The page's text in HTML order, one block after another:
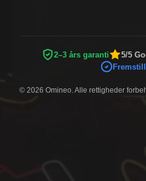
2–3 års garanti
5/5
© 2026 Omineo. Alle rettigheder